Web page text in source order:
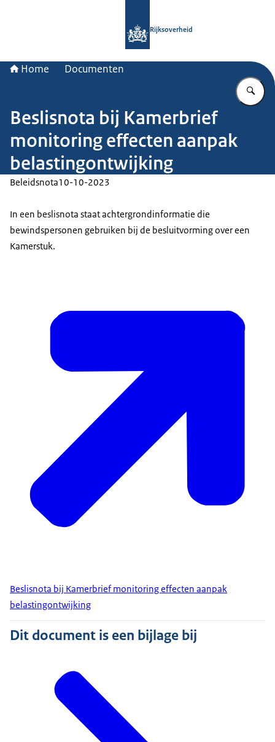
Rijksoverheid
Home Documenten
Beslisnota bij Kamerbrief
monitoring effecten aanpak
belastingontwijking
Beleidsnota10-10-2023
In een beslisnota staat achtergrondinformatie die
bewindspersonen gebruiken bij de besluitvorming over een
Kamerstuk.
Beslisnota bij Kamerbrief monitoring effecten aanpak
belastingontwijking
Dit document is een bijlage bij